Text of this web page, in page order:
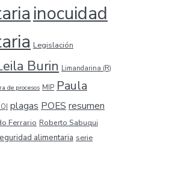
inocuidad
Legislación
Burin Limandarina (R)
de procesos MIP Paula
plagas POES resumen
Ferrario Roberto Sabuqui
alimentaria serie